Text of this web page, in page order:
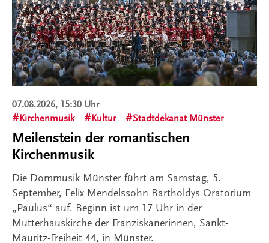
07.08.2026, 15:30 Uhr
Kirchenmusik
Kultur Stadtdekanat Münster
Meilenstein der romantischen
Kirchenmusik
Die Dommusik Münster führt am Samstag, 5.
September, Felix Mendelssohn Bartholdys Oratorium
„Paulus“ auf. Beginn ist um 17 Uhr in der
Mutterhauskirche der Franziskanerinnen, Sankt-
Mauritz-Freiheit 44, in Münster.